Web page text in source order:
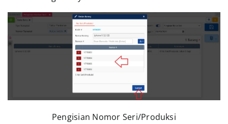
Pengisian Nomor Seri/Produksi